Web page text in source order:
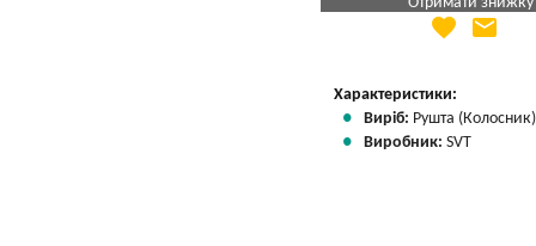
Яка Ваша ціна
favorite email
Характеристики:
Виріб: Рушта
Виробник: SVT